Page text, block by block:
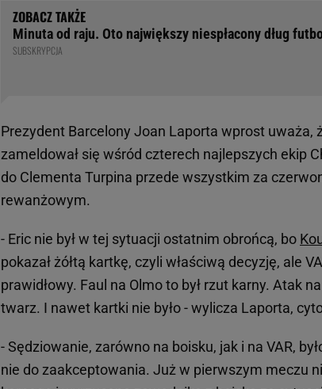
Minuta od raju. Oto największy niespłacony dług
SUBSKRYPCJA
Prezydent Barcelony Joan Laporta wprost uważa,
zameldował się wśród czterech najlepszych ekip
do Clementa Turpina przede wszystkim za
rewanżowym.
- Eric nie był w tej sytuacji ostatnim obrońcą, bo
pokazał żółtą kartkę, czyli właściwą decyzję, ale
prawidłowy. Faul na Olmo to był rzut karny. Atak
twarz. I nawet kartki nie było - wylicza Laporta,
- Sędziowanie, zarówno na boisku, jak i na VAR,
nie do zaakceptowania. Już w pierwszym meczu